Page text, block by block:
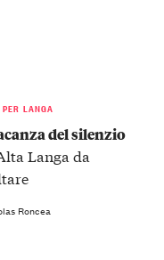
LANGA
del silenzio
Langa da
Roncea